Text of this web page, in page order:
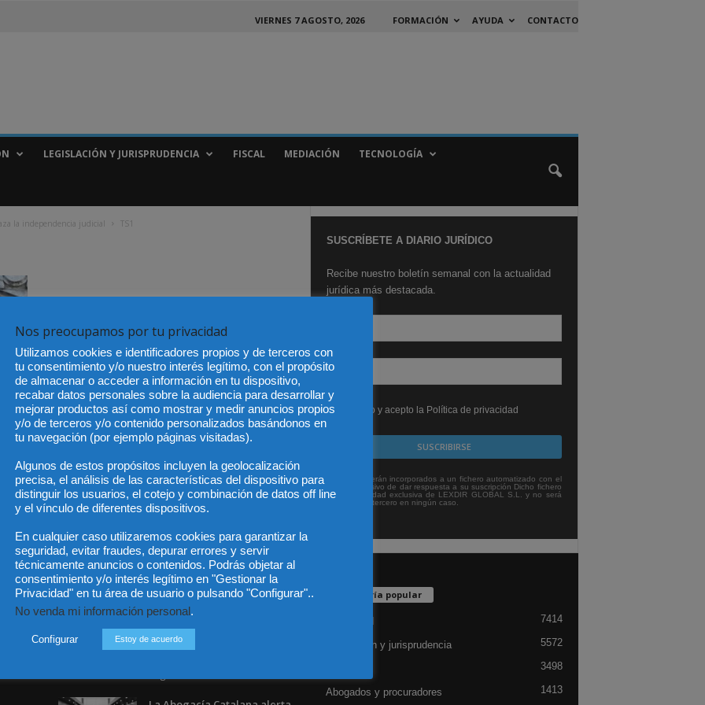
VIERNES 7 AGOSTO, 2026 FORMACIÓN AYUDA CONTACTO
LEGISLACIÓN Y JURISPRUDENCIA FISCAL MEDIACIÓN TECNOLOGÍA
la independencia judicial TS1
SUSCRÍBETE A DIARIO JURÍDICO
Recibe nuestro boletín semanal con la actualidad
jurídica más destacada.
He leído y acepto la Política de privacidad
Sus datos serán incorporados a un fichero automatizado con el
objeto exclusivo de dar respuesta a su suscripción Dicho fichero
es de titularidad exclusiva de LEXDIR GLOBAL S.L. y no será
cedido a un tercero en ningún caso.
Incluso más noticias
Especialización total: por
qué TBF Abogados es el
Categoría popular
7414
Legislación y jurisprudencia 5572
3498
Abogados y procuradores 1413
Nos preocupamos por tu privacidad
Utilizamos cookies e identificadores propios y de terceros con
tu consentimiento y/o nuestro interés legítimo, con el propósito
de almacenar o acceder a información en tu dispositivo,
recabar datos personales sobre la audiencia para desarrollar y
mejorar productos así como mostrar y medir anuncios propios
y/o de terceros y/o contenido personalizados basándonos en
tu navegación (por ejemplo páginas visitadas).
Algunos de estos propósitos incluyen la geolocalización
precisa, el análisis de las características del dispositivo para
distinguir los usuarios, el cotejo y combinación de datos off line
y el vínculo de diferentes dispositivos.
En cualquier caso utilizaremos cookies para garantizar la
seguridad, evitar fraudes, depurar errores y servir
técnicamente anuncios o contenidos. Podrás objetar al
consentimiento y/o interés legítimo en "Gestionar la
Privacidad" en tu área de usuario o pulsando "Configurar"..
No venda mi información personal.
Configurar Estoy de acuerdo